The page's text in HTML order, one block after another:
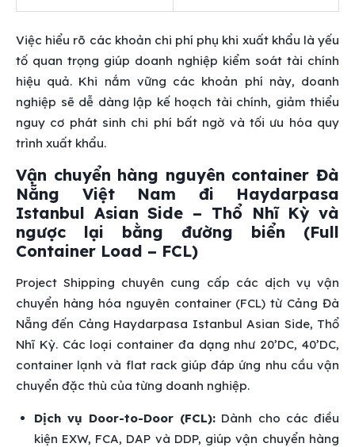
Việc hiểu rõ các khoản chi phí phụ khi xuất khẩu là yếu
tố quan trọng giúp doanh nghiệp kiểm soát tài chính
hiệu quả. Khi nắm vững các khoản phí này, doanh
nghiệp sẽ dễ dàng lập kế hoạch tài chính, giảm thiểu
nguy cơ phát sinh chi phí bất ngờ và tối ưu hóa quy
trình xuất khẩu.
Vận chuyển hàng nguyên container Đà
Nẵng Việt Nam đi Haydarpasa
Istanbul Asian Side – Thổ Nhĩ Kỳ và
ngược lại bằng đường biển (Full
Container Load – FCL)
Project Shipping chuyên cung cấp các dịch vụ vận
chuyển hàng hóa nguyên container (FCL) từ Cảng Đà
Nẵng đến Cảng Haydarpasa Istanbul Asian Side, Thổ
Nhĩ Kỳ. Các loại container đa dạng như 20’DC, 40’DC,
container lạnh và flat rack giúp đáp ứng nhu cầu vận
chuyển đặc thù của từng doanh nghiệp.
Dịch vụ Door-to-Door (FCL): Dành cho các điều
kiện EXW, FCA, DAP và DDP, giúp vận chuyển hàng